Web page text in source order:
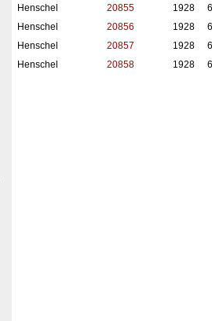
Henschel
20855 1928
Henschel
20856 1928
Henschel
20857 1928
Henschel
20858 1928